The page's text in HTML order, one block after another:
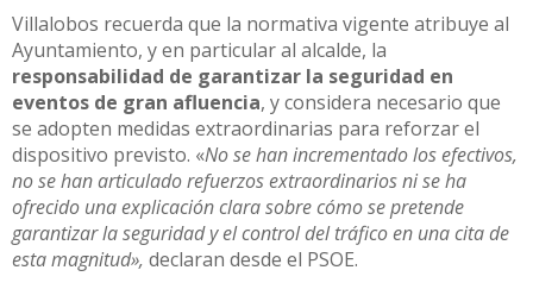
Villalobos recuerda que la normativa vigente atribuye al
Ayuntamiento, y en particular al alcalde, la
responsabilidad de garantizar la seguridad en
eventos de gran afluencia, y considera necesario que
se adopten medidas extraordinarias para reforzar el
dispositivo previsto. «No se han incrementado los efectivos,
no se han articulado refuerzos extraordinarios ni se ha
ofrecido una explicación clara sobre cómo se pretende
garantizar la seguridad y el control del tráfico en una cita de
esta magnitud», declaran desde el PSOE.